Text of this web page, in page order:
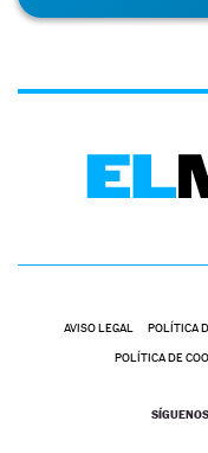
AVISO LEGAL POLÍTICA
POLÍTICA DE